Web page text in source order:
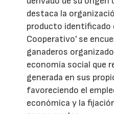
destaca la
producto identificado
Cooperativo' se
ganaderos
economía social que
generada en sus
favoreciendo el
económica y la